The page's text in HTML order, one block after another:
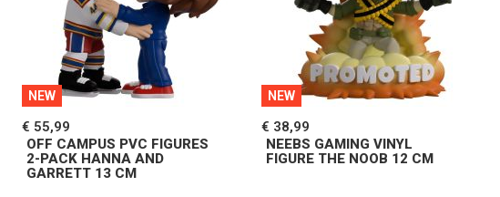
NEW
OFF CAMPUS PVC FIGURES
2-PACK HANNA AND
GARRETT 13 CM
€ 55,99
NEW
NEEBS GAMING VINYL
FIGURE THE NOOB 12 CM
€ 38,99